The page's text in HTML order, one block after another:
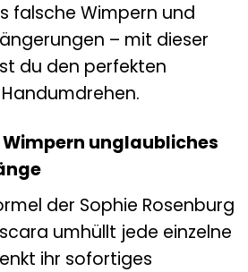
falsche Wimpern und
– mit dieser
du den perfekten
unglaubliches
der Sophie Rosenburg
umhüllt jede einzelne
ihr sofortiges